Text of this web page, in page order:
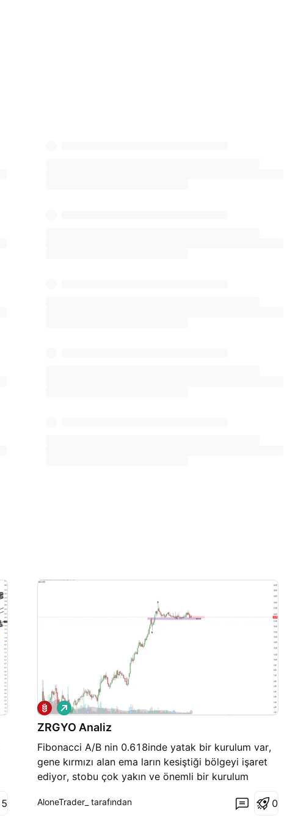
5
ZRGYO Analiz
Fibonacci A/B nin 0.618inde yatak bir kurulum var,
gene kırmızı alan ema ların kesiştiği bölgeyi işaret
ediyor, stobu çok yakın ve önemli bir kurulum
A
l
ı
AloneTrader_ tarafından 0